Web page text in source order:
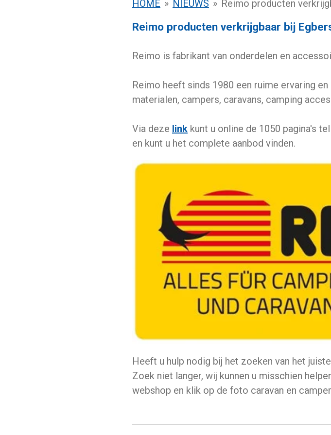
HOME » NIEUWS » Reimo producten
Reimo producten verkrijgbaar bij
Reimo is fabrikant van onderdelen en
Reimo heeft sinds 1980 een ruime ervaring
materialen, campers, caravans, camping
Via deze link kunt u online de 1050 pagina's
en kunt u het complete aanbod vinden.
Heeft u hulp nodig bij het zoeken van het
Zoek niet langer, wij kunnen u misschien
webshop en klik op de foto caravan en